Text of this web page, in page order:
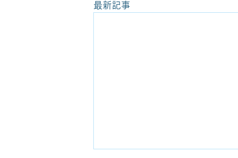
最新記事